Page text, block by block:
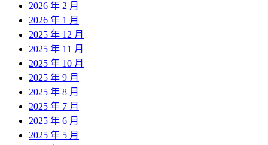
2026 年 2 月
2026 年 1 月
2025 年 12 月
2025 年 11 月
2025 年 10 月
2025 年 9 月
2025 年 8 月
2025 年 7 月
2025 年 6 月
2025 年 5 月